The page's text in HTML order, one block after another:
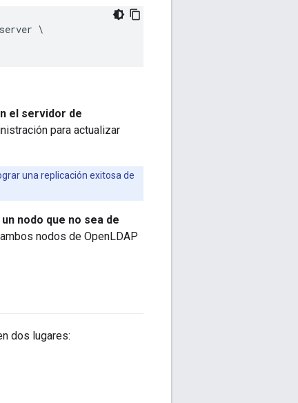
\
el servidor de
para actualizar
una replicación exitosa de
nodo que no sea de
nodos de OpenLDAP
dos lugares: